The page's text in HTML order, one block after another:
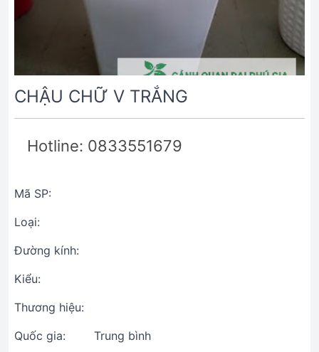
CHẬU CHỮ V TRẮNG
Hotline: 0833551679
Mã SP:
Loại:
Đường kính:
Kiểu:
Thương hiệu:
Quốc gia:
Trung bình